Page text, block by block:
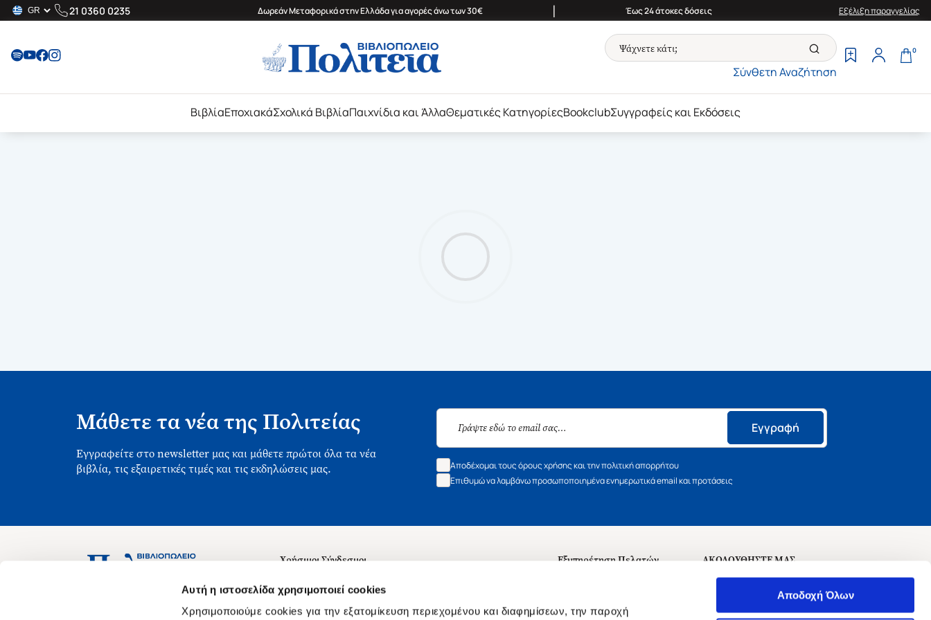
Αυτή η ιστοσελίδα χρησιμοποιεί cookies
Χρησιμοποιούμε cookies για την εξατομίκευση περιεχομένου και διαφημίσεων, την παροχή
Αποδοχή Όλων
21 0360 0235 Δωρεάν Μεταφορικά στην Ελλάδα για αγορές άνω των 30€ | Έως 24 άτοκες δόσεις Εξέλιξη παραγγελίας
Σύνθετη Αναζήτηση
0
ΒιβλίαΕποχιακάΣχολικά ΒιβλίαΠαιχνίδια και ΆλλαΘεματικές ΚατηγορίεςBookclubΣυγγραφείς και Εκδόσεις
Μάθετε τα νέα της Πολιτείας
Εγγραφείτε στο newsletter μας και μάθετε πρώτοι όλα τα νέα
βιβλία, τις εξαιρετικές τιμές και τις εκδηλώσεις μας.
Εγγραφή
Αποδέχομαι τους όρους χρήσης και την πολιτική απορρήτου
Επιθυμώ να λαμβάνω προσωποποιημένα ενημερωτικά email και προτάσεις
Ασκληπιού 1-3, Αθήνα 106 79
Χρήσιμοι Σύνδεσμοι
Σχετικά με εμάς
Θέσεις Εργασίας
Εξυπηρέτηση Πελατών
ΑΚΟΛΟΥΘΗΣΤΕ ΜΑΣ